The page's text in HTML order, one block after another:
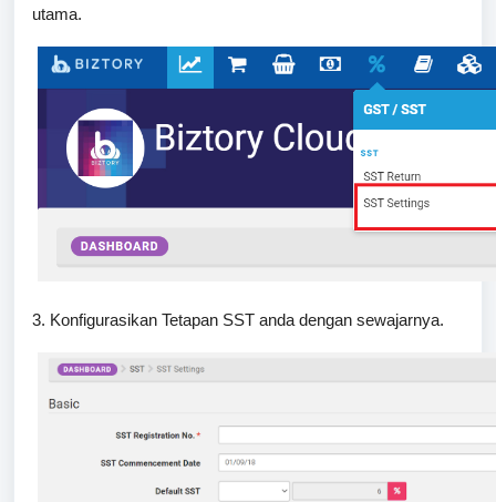
utama.
3. Konfigurasikan Tetapan SST anda dengan sewajarnya.